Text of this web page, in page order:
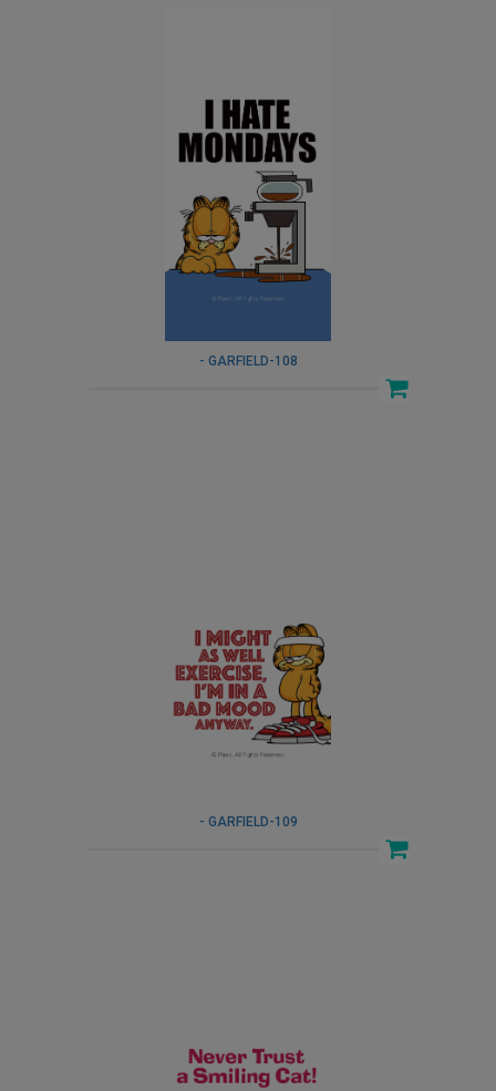
- GARFIELD-108
- GARFIELD-109